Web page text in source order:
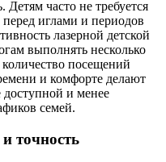
часто не требуется
перед иглами и периодов
лазерной детской
выполнять несколько
посещений
и комфорте делают
и менее
семей.
точность